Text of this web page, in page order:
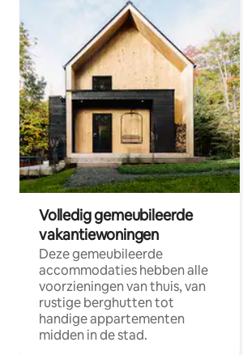
Volledig gemeubileerde
vakantiewoningen
Deze gemeubileerde
accommodaties hebben alle
voorzieningen van thuis, van
rustige berghutten tot
handige appartementen
midden in de stad.